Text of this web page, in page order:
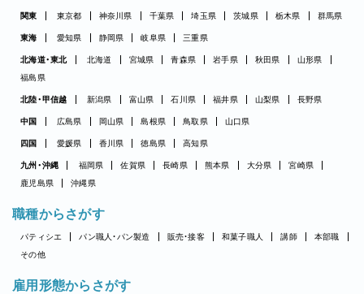
関東 東京都 神奈川県 千葉県 埼玉県 茨城県 栃木県 群馬県
東海 愛知県 静岡県 岐阜県 三重県
北海道・東北 北海道 宮城県 青森県 岩手県 秋田県
山形県
福島県
北陸・甲信越 新潟県 富山県 石川県 福井県 山梨県 長野県
中国 広島県 岡山県 島根県 鳥取県 山口県
四国 愛媛県 香川県 徳島県 高知県
九州・沖縄 福岡県 佐賀県 長崎県 熊本県 大分県
宮崎県
鹿児島県
沖縄県
職種からさがす
パティシエ パン職人・パン製造 販売・接客 和菓子職人 講師
本部職
その他
雇用形態からさがす